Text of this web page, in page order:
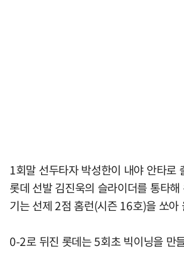
1회말 선두타자 박성한이 내야 안타로
롯데 선발 김진욱의 슬라이더를 통타해
기는 선제 2점 홈런(시즌 16호)을 쏘아
0-2로 뒤진 롯데는 5회초 빅이닝을 만